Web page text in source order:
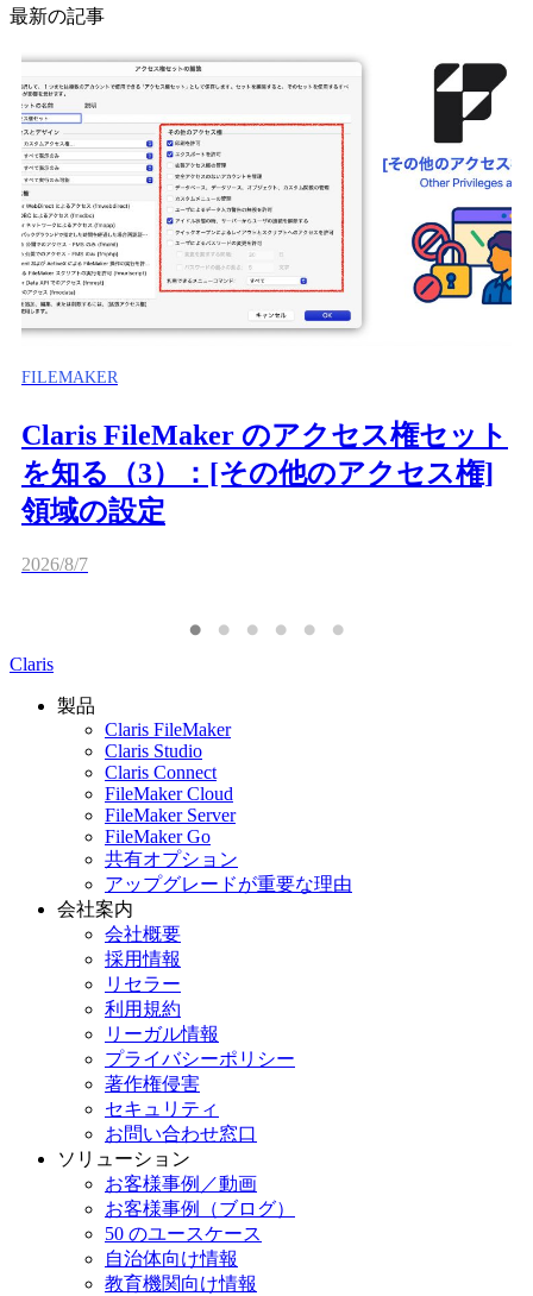
最新の記事
FILEMAKER
Claris FileMaker のアクセス権セット
を知る（3）：[その他のアクセス権]
領域の設定
2026/8/7
Claris
製品
Claris FileMaker
Claris Studio
Claris Connect
FileMaker Cloud
FileMaker Server
FileMaker Go
共有オプション
アップグレードが重要な理由
会社案内
会社概要
採用情報
リセラー
利用規約
リーガル情報
プライバシーポリシー
著作権侵害
セキュリティ
お問い合わせ窓口
ソリューション
お客様事例／動画
お客様事例（ブログ）
50 のユースケース
自治体向け情報
教育機関向け情報